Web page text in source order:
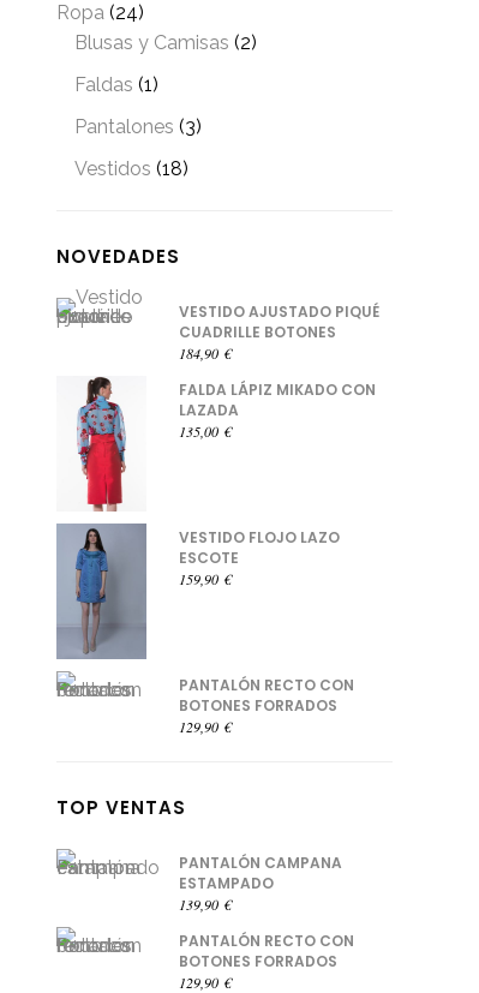
Ropa (24)
Blusas y Camisas (2)
Faldas (1)
Pantalones (3)
Vestidos (18)
NOVEDADES
VESTIDO AJUSTADO PIQUÉ
CUADRILLE BOTONES
184,90 €
FALDA LÁPIZ MIKADO CON
LAZADA
135,00 €
VESTIDO FLOJO LAZO
ESCOTE
159,90 €
PANTALÓN RECTO CON
BOTONES FORRADOS
129,90 €
TOP VENTAS
PANTALÓN CAMPANA
ESTAMPADO
139,90 €
PANTALÓN RECTO CON
BOTONES FORRADOS
129,90 €